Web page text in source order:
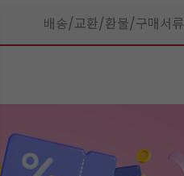
배송/교환/환불/구매서류